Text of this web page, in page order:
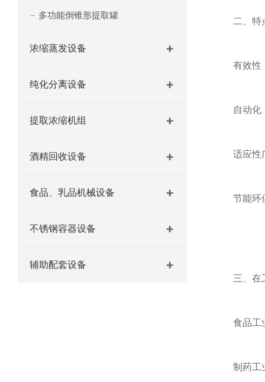
多功能倒锥形提取罐
浓缩蒸发设备
纯化分离设备
提取浓缩机组
酒精回收设备
食品、乳品机械设备
不锈钢容器设备
辅助配套设备
二、特
有效性：
自动化：
适应性广
节能环保
三、在工
食品工业
制药工业